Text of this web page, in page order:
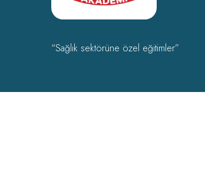
“Sağlık sektörüne özel eğitimler”